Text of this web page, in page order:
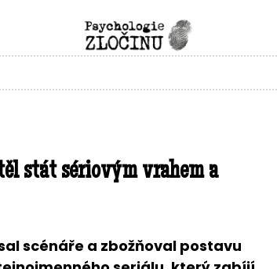
stát sériovým vrahem a
scénáře a zbožňoval postavu